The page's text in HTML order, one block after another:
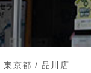
東京都 / 品川店